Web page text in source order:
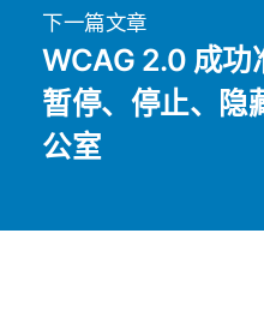
下一篇文章
WCAG 2.0 成功
暂停、停止、隐
公室